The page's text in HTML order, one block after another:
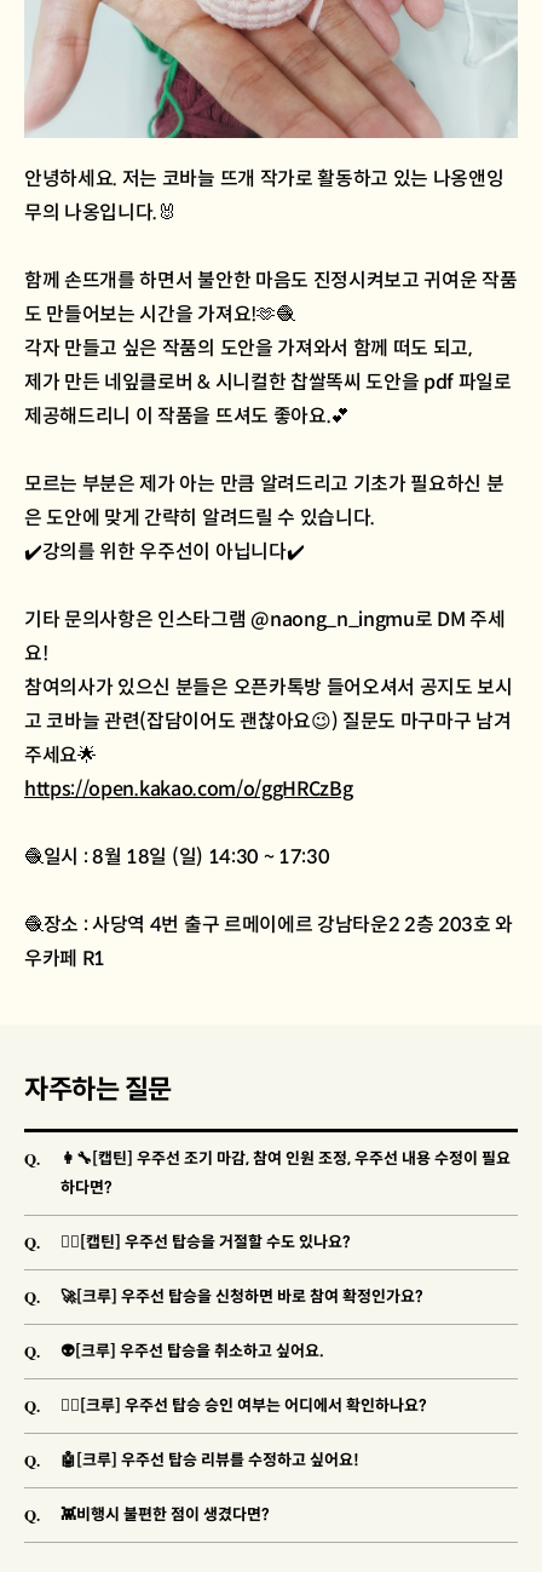
안녕하세요. 저는 코바늘 뜨개 작가로 활동하고 있는 나옹앤잉
무의 나옹입니다.🐰
함께 손뜨개를 하면서 불안한 마음도 진정시켜보고 귀여운 작품
도 만들어보는 시간을 가져요!🫶🧶
각자 만들고 싶은 작품의 도안을 가져와서 함께 떠도 되고,
제가 만든 네잎클로버 & 시니컬한 찹쌀똑씨 도안을 pdf 파일로
제공해드리니 이 작품을 뜨셔도 좋아요.💕
모르는 부분은 제가 아는 만큼 알려드리고 기초가 필요하신 분
은 도안에 맞게 간략히 알려드릴 수 있습니다.
✔️강의를 위한 우주선이 아닙니다✔️
기타 문의사항은 인스타그램 @naong_n_ingmu로 DM 주세
요!
참여의사가 있으신 분들은 오픈카톡방 들어오셔서 공지도 보시
고 코바늘 관련(잡담이어도 괜찮아요😉) 질문도 마구마구 남겨
주세요🌟
https://open.kakao.com/o/ggHRCzBg
🧶일시 : 8월 18일 (일) 14:30 ~ 17:30
🧶장소 : 사당역 4번 출구 르메이에르 강남타운2 2층 203호 와
우카페 R1
자주하는 질문
Q.
👩‍🔧[캡틴] 우주선 조기 마감, 참여 인원 조정, 우주선 내용 수정이 필요
하다면?
Q. 🐱‍👓[캡틴] 우주선 탑승을 거절할 수도 있나요?
Q. 🚀[크루] 우주선 탑승을 신청하면 바로 참여 확정인가요?
Q. 👽[크루] 우주선 탑승을 취소하고 싶어요.
Q. 🐱‍🚀[크루] 우주선 탑승 승인 여부는 어디에서 확인하나요?
Q. 🤖[크루] 우주선 탑승 리뷰를 수정하고 싶어요!
Q. 👾비행시 불편한 점이 생겼다면?